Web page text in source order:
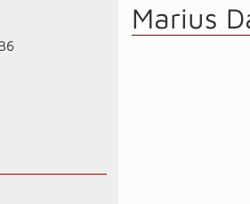
Marius